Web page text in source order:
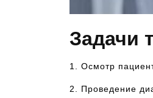
Задачи
1. Осмотр
2. Проведение